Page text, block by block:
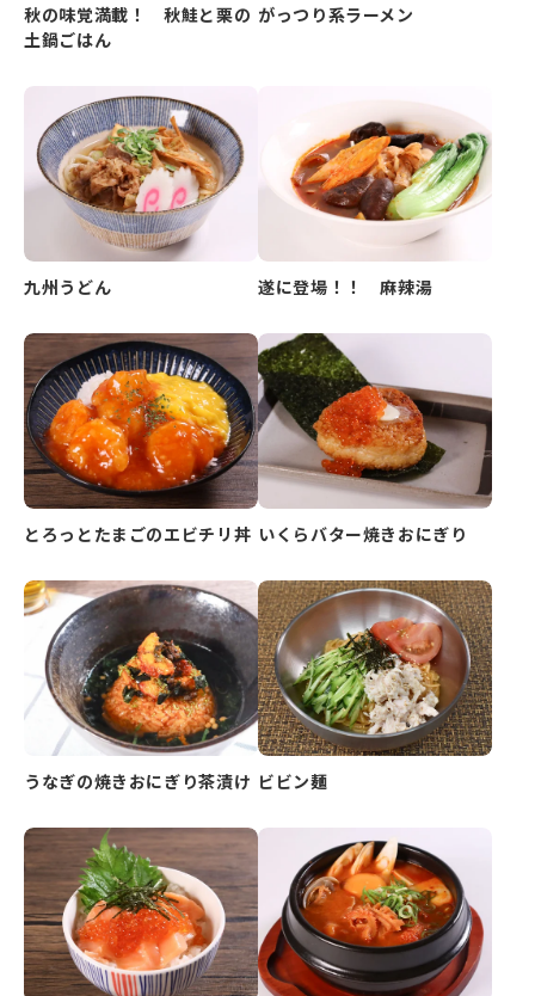
秋の味覚満載！ 秋鮭と栗の
土鍋ごはん
がっつり系ラーメン
九州うどん 遂に登場！！ 麻辣湯
とろっとたまごのエビチリ丼 いくらバター焼きおにぎり
うなぎの焼きおにぎり茶漬け ビビン麺